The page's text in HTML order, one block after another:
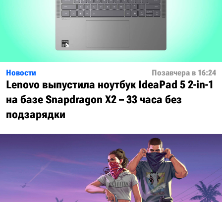
Новости Позавчера в 16:24
Lenovo выпустила ноутбук IdeaPad 5 2-in-1
на базе Snapdragon X2 – 33 часа без
подзарядки